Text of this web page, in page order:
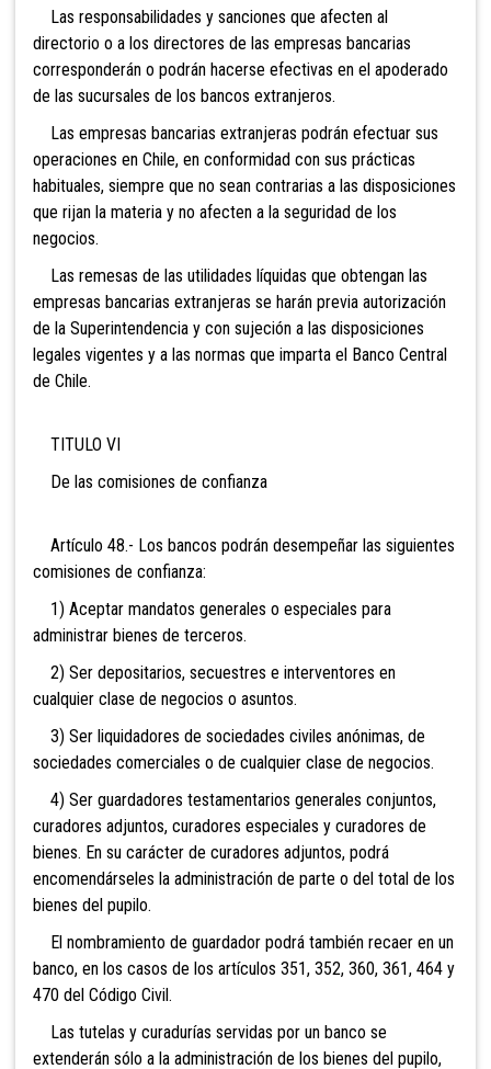
Las responsabilidades y sanciones que afecten al
directorio o a los directores de las empresas bancarias
corresponderán o podrán hacerse efectivas en el apoderado
de las sucursales de los bancos extranjeros.
Las empresas bancarias extranjeras podrán efectuar sus
operaciones en Chile, en conformidad con sus prácticas
habituales, siempre que no sean contrarias a las disposiciones
que rijan la materia y no afecten a la seguridad de los
negocios.
Las remesas de las utilidades líquidas que obtengan las
empresas bancarias extranjeras se harán previa autorización
de la Superintendencia y con sujeción a las disposiciones
legales vigentes y a las normas que imparta el Banco Central
de Chile.
TITULO VI
De las comisiones de confianza
Artículo 48.- Los bancos podrán desempeñar las siguientes
comisiones de confianza:
1) Aceptar mandatos generales o especiales para
administrar bienes de terceros.
2) Ser depositarios, secuestres e interventores en
cualquier clase de negocios o asuntos.
3) Ser liquidadores de sociedades civiles anónimas, de
sociedades comerciales o de cualquier clase de negocios.
4) Ser guardadores testamentarios generales conjuntos,
curadores adjuntos, curadores especiales y curadores de
bienes. En su carácter de curadores adjuntos, podrá
encomendárseles la administración de parte o del total de los
bienes del pupilo.
El nombramiento de guardador podrá también recaer en un
banco, en los casos de los artículos 351, 352, 360, 361, 464 y
470 del Código Civil.
Las tutelas y curadurías servidas por un banco se
extenderán sólo a la administración de los bienes del pupilo,